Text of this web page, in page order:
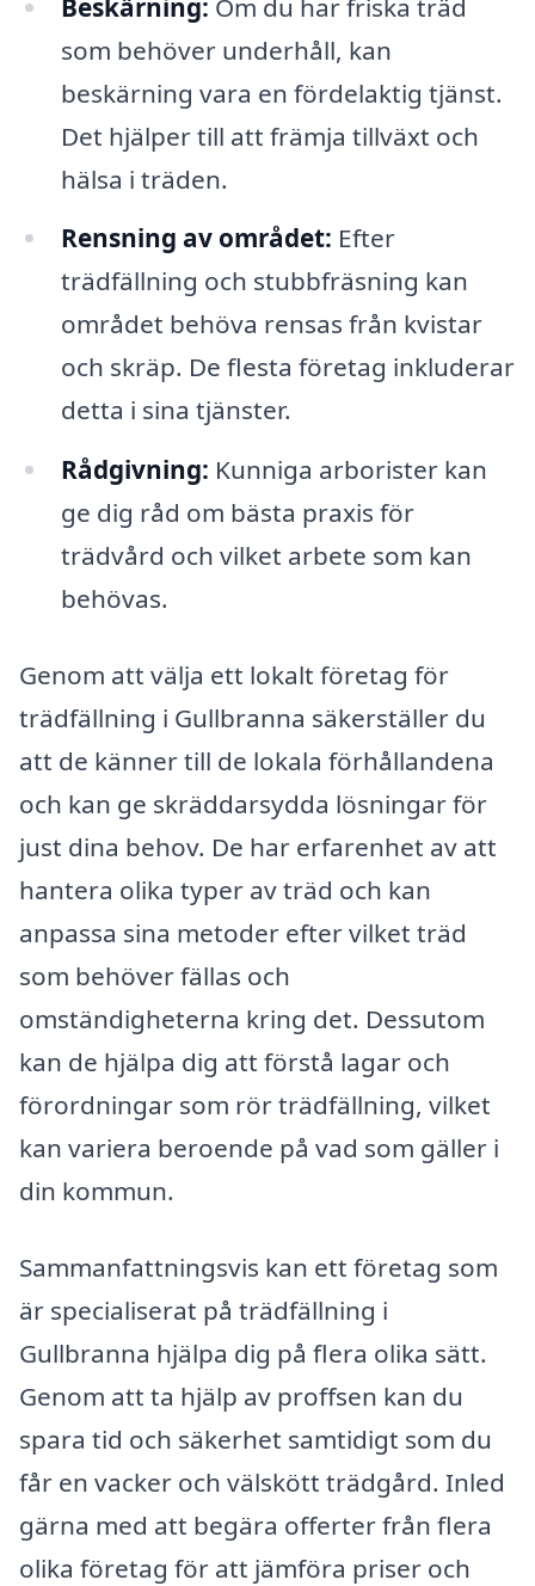
som behöver underhåll, kan
beskärning vara en fördelaktig tjänst.
Det hjälper till att främja tillväxt och
hälsa i träden.
Rensning av området: Efter
trädfällning och stubbfräsning kan
området behöva rensas från kvistar
och skräp. De flesta företag inkluderar
detta i sina tjänster.
Rådgivning: Kunniga arborister kan
ge dig råd om bästa praxis för
trädvård och vilket arbete som kan
behövas.
Genom att välja ett lokalt företag för
trädfällning i Gullbranna säkerställer du
att de känner till de lokala förhållandena
och kan ge skräddarsydda lösningar för
just dina behov. De har erfarenhet av att
hantera olika typer av träd och kan
anpassa sina metoder efter vilket träd
som behöver fällas och
omständigheterna kring det. Dessutom
kan de hjälpa dig att förstå lagar och
förordningar som rör trädfällning, vilket
kan variera beroende på vad som gäller i
din kommun.
Sammanfattningsvis kan ett företag som
är specialiserat på trädfällning i
Gullbranna hjälpa dig på flera olika sätt.
Genom att ta hjälp av proffsen kan du
spara tid och säkerhet samtidigt som du
får en vacker och välskött trädgård. Inled
gärna med att begära offerter från flera
olika företag för att jämföra priser och